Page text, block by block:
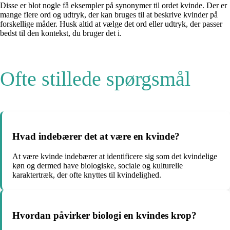
Disse er blot nogle få eksempler på synonymer til ordet kvinde. Der er
mange flere ord og udtryk, der kan bruges til at beskrive kvinder på
forskellige måder. Husk altid at vælge det ord eller udtryk, der passer
bedst til den kontekst, du bruger det i.
Ofte stillede spørgsmål
Hvad indebærer det at være en kvinde?
At være kvinde indebærer at identificere sig som det kvindelige
køn og dermed have biologiske, sociale og kulturelle
karaktertræk, der ofte knyttes til kvindelighed.
Hvordan påvirker biologi en kvindes krop?